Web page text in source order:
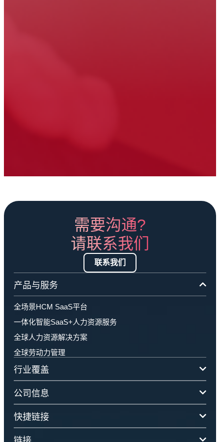
需要沟通?
请联系我们
联系我们
产品与服务
全场景HCM SaaS平台
一体化智能SaaS+人力资源服务
全球人力资源解决方案
全球劳动力管理
行业覆盖
公司信息
快捷链接